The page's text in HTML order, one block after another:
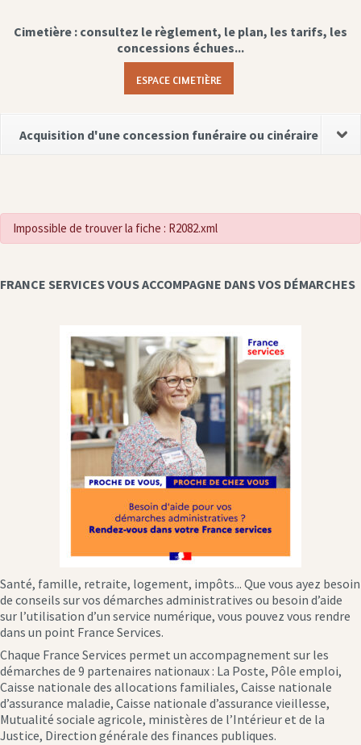
Cimetière : consultez le règlement, le plan, les tarifs, les
concessions échues...
ESPACE CIMETIÈRE
Acquisition d'une concession funéraire ou cinéraire
Impossible de trouver la fiche : R2082.xml
FRANCE SERVICES VOUS ACCOMPAGNE DANS VOS DÉMARCHES
Santé, famille, retraite, logement, impôts... Que vous ayez besoin
de conseils sur vos démarches administratives ou besoin d’aide
sur l’utilisation d’un service numérique, vous pouvez vous rendre
dans un point France Services.
Chaque France Services permet un accompagnement sur les
démarches de 9 partenaires nationaux : La Poste, Pôle emploi,
Caisse nationale des allocations familiales, Caisse nationale
d’assurance maladie, Caisse nationale d’assurance vieillesse,
Mutualité sociale agricole, ministères de l’Intérieur et de la
Justice, Direction générale des finances publiques.